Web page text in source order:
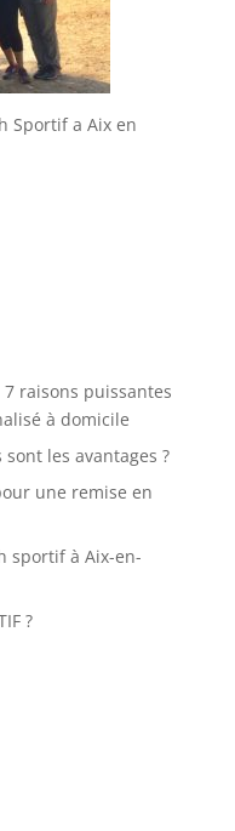
Sportif a Aix en
raisons puissantes
à domicile
les avantages ?
une remise en
sportif à Aix-en-
?